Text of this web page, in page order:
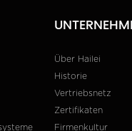
Über Hailei
Historie
Vertriebsnetz
Zertifikaten
Firmenkultur